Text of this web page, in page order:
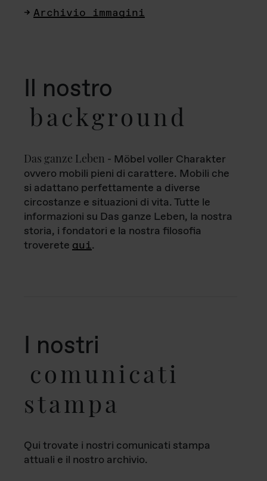
Archivio immagini
Il nostro
background
Das ganze Leben - Möbel voller Charakter
ovvero mobili pieni di carattere. Mobili che
si adattano perfettamente a diverse
circostanze e situazioni di vita. Tutte le
informazioni su Das ganze Leben, la nostra
storia, i fondatori e la nostra filosofia
troverete qui.
I nostri
comunicati
stampa
Qui trovate i nostri comunicati stampa
attuali e il nostro archivio.